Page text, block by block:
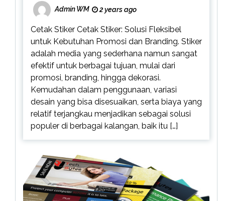
Admin WM 2 years ago
Cetak Stiker Cetak Stiker: Solusi Fleksibel
untuk Kebutuhan Promosi dan Branding. Stiker
adalah media yang sederhana namun sangat
efektif untuk berbagai tujuan, mulai dari
promosi, branding, hingga dekorasi.
Kemudahan dalam penggunaan, variasi
desain yang bisa disesuaikan, serta biaya yang
relatif terjangkau menjadikan sebagai solusi
populer di berbagai kalangan, baik itu […]